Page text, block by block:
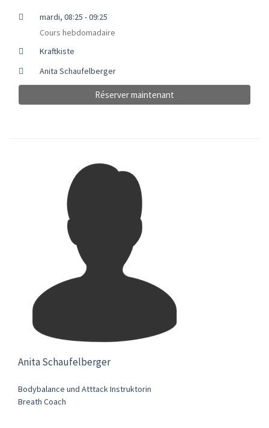
mardi, 08:25 - 09:25
Cours hebdomadaire
Kraftkiste
Anita Schaufelberger
Réserver maintenant
Anita Schaufelberger
Bodybalance und Atttack Instruktorin
Breath Coach